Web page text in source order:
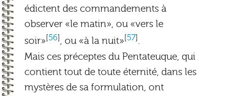
convertisseur
fêtes
agenda
télécharger
édictent des commandements à
observer «le matin», ou «vers le
soir»[56], ou «à la nuit»[57].
Mais ces préceptes du Pentateuque, qui
contient tout de toute éternité, dans les
mystères de sa formulation, ont